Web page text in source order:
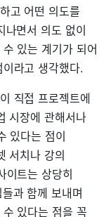
고 어떤 의도를
나면서 의도 없이
있는 계기가 되어
라고 생각했다.
직접 프로젝트에
시장에 관해서나
있다는 점이
서치나 강의
이트는 상당히
과 함께 보내며
있다는 점을 꼭